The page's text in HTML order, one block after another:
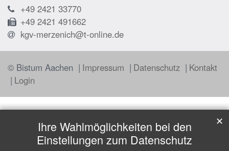
+49 2421 33770
+49 2421 491662
kgv-merzenich@t-online.de
© Bistum Aachen Impressum Datenschutz
Kontakt
Login
Ihre Wahlmöglichkeiten bei den
Einstellungen zum Datenschutz
✕